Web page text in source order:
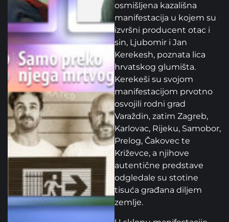
osmišljena kazališna
manifestacija u kojem su
izvršni producent otac i
sin, Ljubomir i Jan
Kerekesh, poznata lica
hrvatskog glumišta.
Kerekeši su svojom
manifestacijom prvotno
osvojili rodni grad
Varaždin, zatim Zagreb,
Karlovac, Rijeku, Samobor,
Prelog, Čakovec te
Križevce, a njihove
autentične predstave
odgledale su stotine
tisuća građana diljem
zemlje.